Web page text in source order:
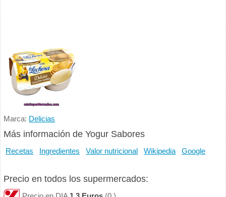
Marca: Delicias
Más información de Yogur Sabores
Recetas Ingredientes Valor nutricional Wikipedia Google
Precio en todos los supermercados: